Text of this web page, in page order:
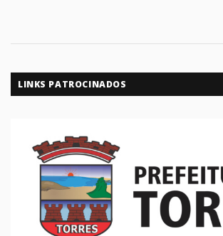
LINKS PATROCINADOS